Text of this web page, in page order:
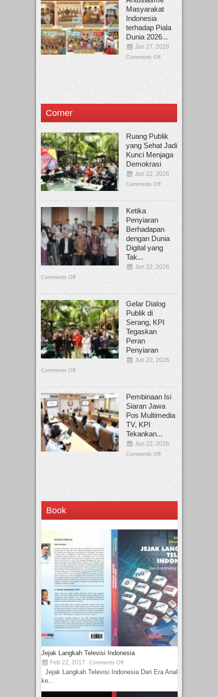
Masyarakat
Indonesia
terhadap Piala
Dunia 2026...
Jun 27, 2026
Comments Off
Corner
Ruang Publik
yang Sehat Jadi
Kunci Menjaga
Demokrasi
Jun 22, 2026
Comments Off
Ketika
Penyiaran
Berhadapan
dengan Dunia
Digital yang
Tak...
Jun 22, 2026
Comments Off
Gelar Dialog
Publik di
Serang, KPI
Tegaskan
Peran
Penyiaran
Jun 22, 2026
Comments Off
Pembinaan Isi
Siaran Jawa
Pos Multimedia
TV, KPI
Tekankan...
Jun 22, 2026
Comments Off
Book
Jejak Langkah Televisi Indonesia
Feb 22, 2017 Comments Off
Jejak Langkah Televisi Indonesia Dari Era Analog
ke...